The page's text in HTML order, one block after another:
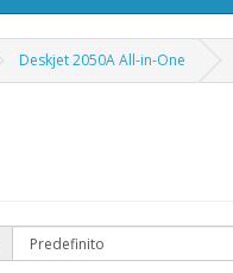
Deskjet 2050A All-in-One